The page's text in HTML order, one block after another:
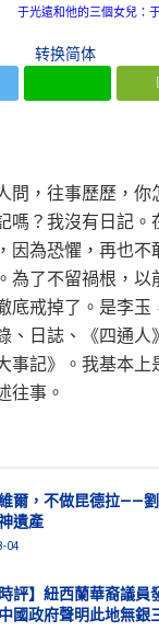
于光遠和他的三個女兒：
转换简体
問，往事歷歷，你
嗎？我沒有日記。
因為恐懼，再也不
為了不留禍根，以
底戒掉了。是李玉
、日誌、《四通人
事記》。我基本上
往事。
爾，不做昆德拉——
遺產
04
時評】紐西蘭華裔議
國政府聲明此地無銀